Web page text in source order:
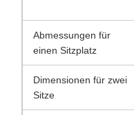
Abmessungen für
einen Sitzplatz
Dimensionen für zwei
Sitze